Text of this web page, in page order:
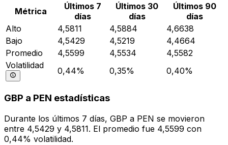
Métrica
Últimos 7
días
Últimos 30
días
Últimos 90
días
Alto
4,5811 4,5884
4,6638
Bajo
4,5429 4,5219
4,4664
Promedio
4,5599 4,5534
4,5582
Volatilidad
0,44% 0,35% 0,40%
GBP a PEN estadísticas
Durante los últimos 7 días, GBP a PEN se movieron
entre 4,5429 y 4,5811. El promedio fue 4,5599 con
0,44% volatilidad.